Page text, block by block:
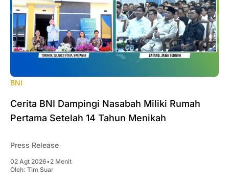
BNI
Cerita BNI Dampingi Nasabah Miliki Rumah
Pertama Setelah 14 Tahun Menikah
Press Release
02 Agt 2026•2 Menit
Oleh: Tim Suar